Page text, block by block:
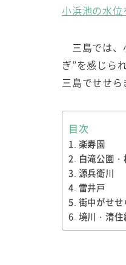
小浜池の水
三島では、
ぎ”を感じら
三島でせせ
目次
楽寿園
白滝公園・
源兵衛川
雷井戸
街中がせ
境川・清住